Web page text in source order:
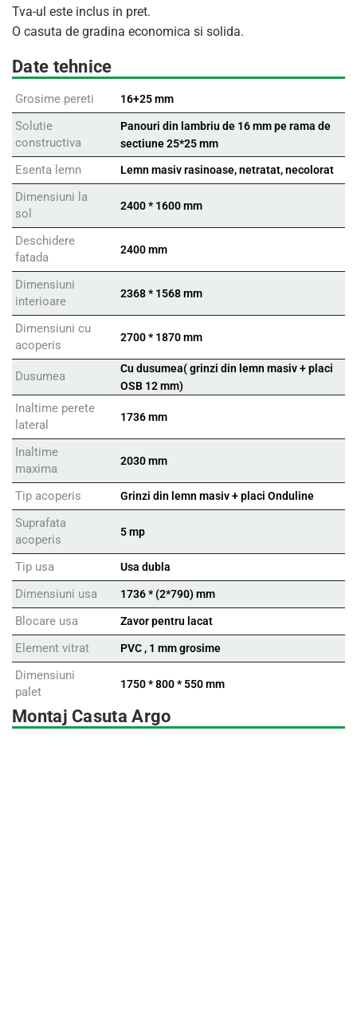
Tva-ul este inclus in pret.
O casuta de gradina economica si solida.
Date tehnice
Grosime pereti 16+25 mm
Solutie
constructiva
Panouri din lambriu de 16 mm pe rama de
sectiune 25*25 mm
Esenta lemn Lemn masiv rasinoase, netratat, necolorat
Dimensiuni la
sol
2400 * 1600 mm
Deschidere
fatada
2400 mm
Dimensiuni
interioare
2368 * 1568 mm
Dimensiuni cu
acoperis
2700 * 1870 mm
Dusumea
Cu dusumea( grinzi din lemn masiv + placi
OSB 12 mm)
Inaltime perete
lateral
1736 mm
Inaltime
maxima
2030 mm
Tip acoperis Grinzi din lemn masiv + placi Onduline
Suprafata
acoperis
5 mp
Tip usa Usa dubla
Dimensiuni usa 1736 * (2*790) mm
Blocare usa Zavor pentru lacat
Element vitrat PVC , 1 mm grosime
Dimensiuni
palet
1750 * 800 * 550 mm
Montaj Casuta Argo